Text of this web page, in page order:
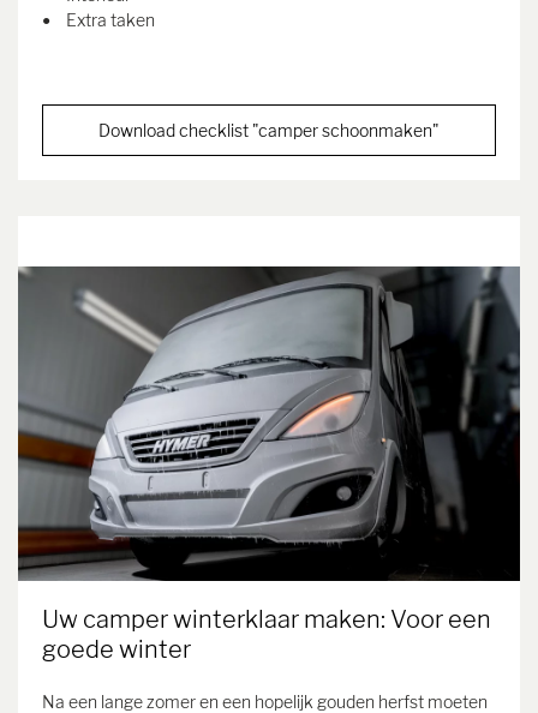
Extra taken
Download checklist "camper schoonmaken"
Uw camper winterklaar maken: Voor een
goede winter
Na een lange zomer en een hopelijk gouden herfst moeten